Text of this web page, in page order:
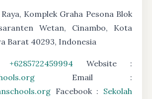
Komplek Graha Pesona Blok
Wetan, Cinambo, Kota
Barat 40293, Indonesia
+6285722459994 Website :
Email :
Facebook : Sekolah